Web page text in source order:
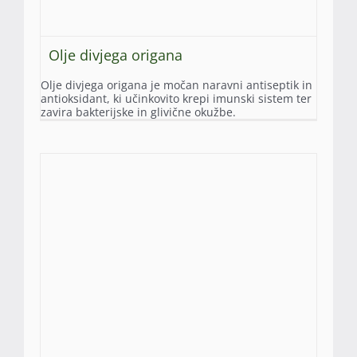
Olje divjega origana
Olje divjega origana je močan naravni antiseptik in
antioksidant, ki učinkovito krepi imunski sistem ter
zavira bakterijske in glivične okužbe.